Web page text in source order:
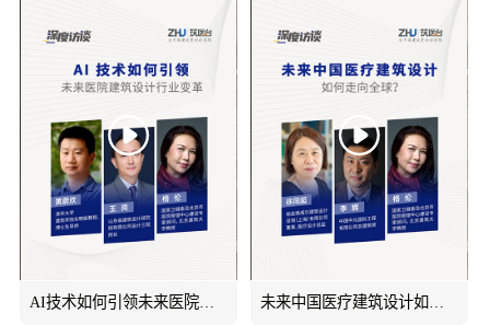
AI技术如何引领未来医院建筑设计行业变革？